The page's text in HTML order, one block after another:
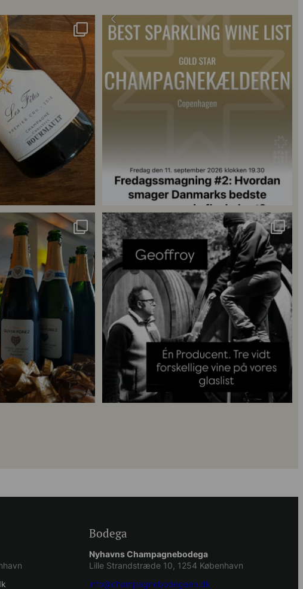
Fetes 2018 🍾
4
Fredagssmagningerne lever – og de næste er lige...
for at...
0
René Geoffroy er en af Champagnes ældste...
21 1
Bodega
Nyhavns Champagnebodega
Lille Strandstræde 10, 1254 København
info@champagnebodegaen.dk